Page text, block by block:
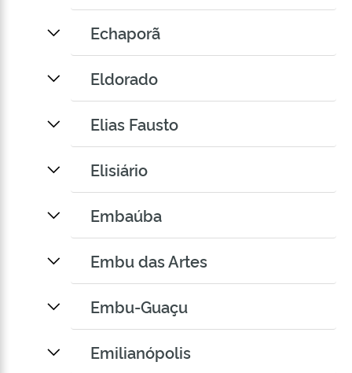
Echaporã
Eldorado
Elias Fausto
Elisiário
Embaúba
Embu das Artes
Embu-Guaçu
Emilianópolis